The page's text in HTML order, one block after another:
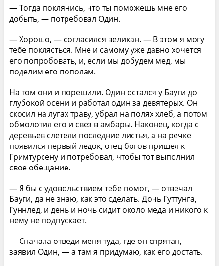
— Тогда поклянись, что ты поможешь мне его
добыть, — потребовал Один.
— Хорошо, — согласился великан. — В этом я могу
тебе поклясться. Мне и самому уже давно хочется
его попробовать, и, если мы добудем мед, мы
поделим его пополам.
На том они и порешили. Один остался у Бауги до
глубокой осени и работал один за девятерых. Он
скосил на лугах траву, убрал на полях хлеб, а потом
обмолотил его и свез в амбары. Наконец, когда с
деревьев слетели последние листья, а на речке
появился первый ледок, отец богов пришел к
Гримтурсену и потребовал, чтобы тот выполнил
свое обещание.
— Я бы с удовольствием тебе помог, — отвечал
Бауги, да не знаю, как это сделать. Дочь Гуттунга,
Гуннлед, и день и ночь сидит около меда и никого к
нему не подпускает.
— Сначала отведи меня туда, где он спрятан, —
заявил Один, — а там я придумаю, как его достать.